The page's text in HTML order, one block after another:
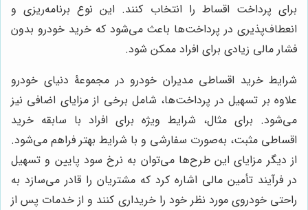
برای پرداخت اقساط را انتخاب کنند. این نوع برنامه‌ریزی و
انعطاف‌پذیری در پرداخت‌ها باعث می‌شود که خرید خودرو بدون
فشار مالی زیادی برای افراد ممکن شود.
شرایط خرید اقساطی مدیران خودرو در مجموعۀ دنیای خودرو
علاوه بر تسهیل در پرداخت‌ها، شامل برخی از مزایای اضافی نیز
می‌شود. برای مثال، شرایط ویژه برای افراد با سابقه خرید
اقساطی مثبت، به‌صورت سفارشی و با شرایط بهتر فراهم می‌شود.
از دیگر مزایای این طرح‌ها می‌توان به نرخ سود پایین و تسهیل
در فرآیند تأمین مالی اشاره کرد که مشتریان را قادر می‌سازد به
راحتی خودروی مورد نظر خود را خریداری کنند و از خدمات پس از